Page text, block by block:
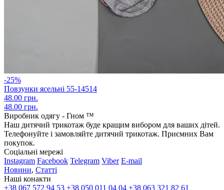
-25%
Повзунки ясельні 55-14514
48.00 грн.
48.00 грн.
Виробник одягу - Гном ™
Наш дитячий трикотаж буде кращим вибором для ваших дітей.
Телефонуйте і замовляйте дитячий трикотаж. Приємних Вам
покупок.
Соціальні мережі
Instagram Facebook Telegram Viber E-mail
Новини, Статті
Наші конакти
+38 067 572 94 53 +38 050 011 04 04 +38 063 321 82 61